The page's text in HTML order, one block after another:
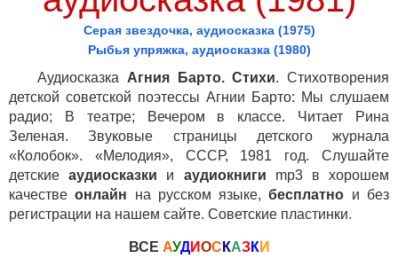
Серая звездочка, аудиосказка (1975)
Рыбья упряжка, аудиосказка (1980)
Аудиосказка Агния Барто. Стихи. Стихотворения
детской советской поэтессы Агнии Барто: Мы слушаем
радио; В театре; Вечером в классе. Читает Рина
Зеленая. Звуковые страницы детского журнала
«Колобок». «Мелодия», СССР, 1981 год. Слушайте
детскиеаудиосказки и аудиокниги mp3 в хорошем
качествеонлайн на русском языке,бесплатно и без
регистрации на нашем сайте. Советские пластинки.
ВСЕ АУДИОС КАЗКИ